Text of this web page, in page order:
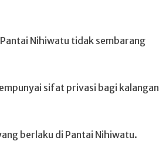
Nihiwatu tidak sembarang
sifat privasi bagi kalangan
berlaku di Pantai Nihiwatu.